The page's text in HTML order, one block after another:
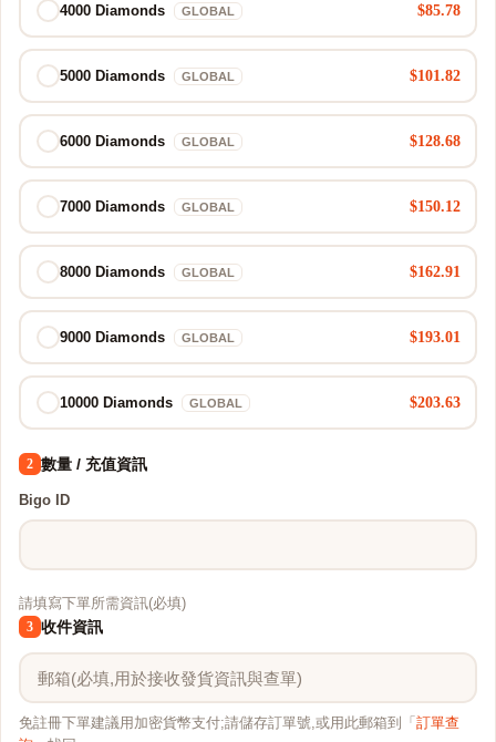
4000 Diamonds GLOBAL $85.78
5000 Diamonds GLOBAL $101.82
6000 Diamonds GLOBAL $128.68
7000 Diamonds GLOBAL $150.12
8000 Diamonds GLOBAL $162.91
9000 Diamonds GLOBAL $193.01
10000 Diamonds GLOBAL $203.63
2 數量 / 充值資訊
Bigo ID
請填寫下單所需資訊(必填)
3 收件資訊
免註冊下單建議用加密貨幣支付;請儲存訂單號,或用此郵箱到「 訂單查